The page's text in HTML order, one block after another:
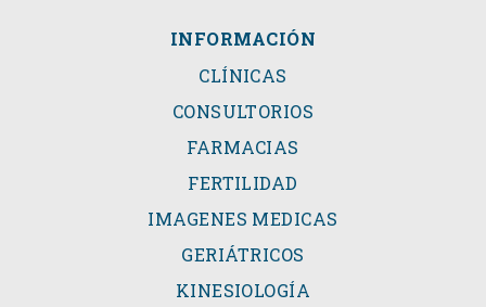
INFORMACIÓN
CLÍNICAS
CONSULTORIOS
FARMACIAS
FERTILIDAD
IMAGENES MEDICAS
GERIÁTRICOS
KINESIOLOGÍA